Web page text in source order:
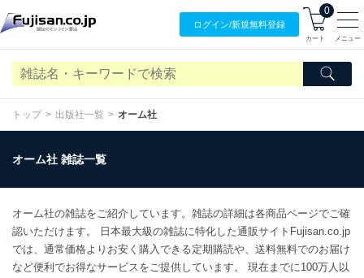
ログイン/新規無料登録
0
カート メニュー
トップ 出版社一覧 オーム社
オーム社 雑誌一覧
オーム社の雑誌をご紹介しています。雑誌の詳細は各商品ページでご確
認いただけます。 日本最大級の雑誌に特化した通販サイトFujisan.co.jp
では、通常価格よりお安く購入できる定期購読や、送料無料でのお届け
など便利でお得なサービスをご提供しています。 現在までに100万人以